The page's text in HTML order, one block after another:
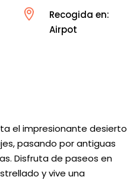
Recogida en:
Airpot
el impresionante desierto
pasando por antiguas
Disfruta de paseos en
y vive una